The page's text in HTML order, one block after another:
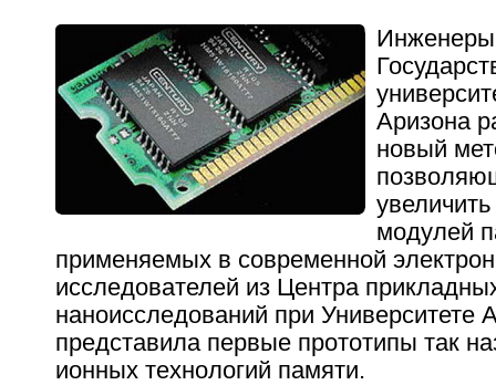
Инженеры
Аризона
новый
модулей
применяемых в современной
исследователей из Центра
наноисследований при Университете
представила первые прототипы так
ионных технологий памяти.